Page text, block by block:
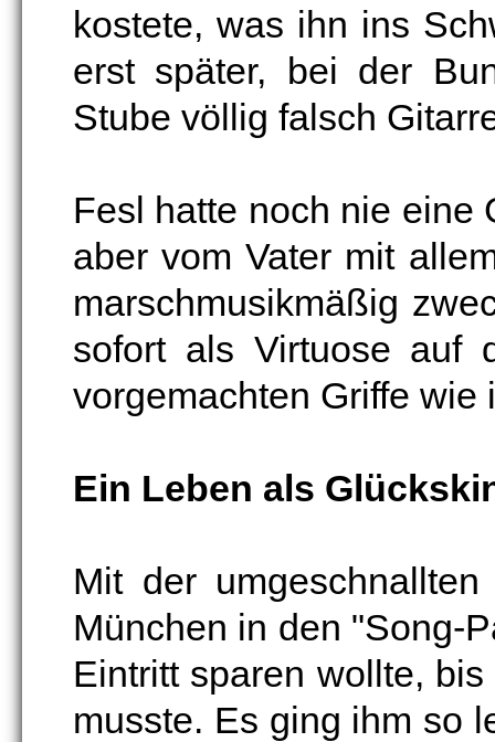
kostete, was ihn ins
erst später, bei der
Stube völlig falsch
Fesl hatte noch nie eine
aber vom Vater mit
marschmusikmäßig
sofort als Virtuose auf
vorgemachten Griffe wie
Ein Leben als
Mit der
München in den "Song-
Eintritt sparen wollte,
musste. Es ging ihm so